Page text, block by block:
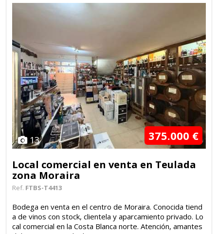
13 375.000 €
Local comercial en venta en Teulada
zona Moraira
Ref. FTBS-T4413
Bodega en venta en el centro de Moraira. Conocida tiend
a de vinos con stock, clientela y aparcamiento privado. Lo
cal comercial en la Costa Blanca norte. Atención, amantes